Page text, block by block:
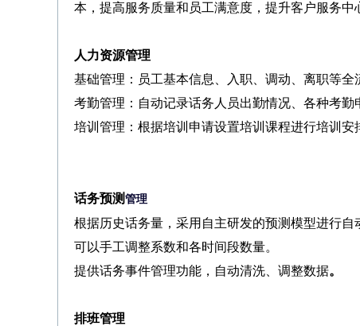
本，提高服务质量和员工满意度，提升客户服务中
人力资源管理
基础管理：员工基本信息、入职、调动、离职等全
考勤管理：自动记录话务人员出勤情况、各种考勤
培训管理：根据培训申请设置培训课程进行培训安
话务预测 管理
根据历史话务量，采用自主研发的预测模型进行自
可以手工调整系数和各时间段数量。
提供话务事件管理功能，自动清洗、调整数据。
排班管理